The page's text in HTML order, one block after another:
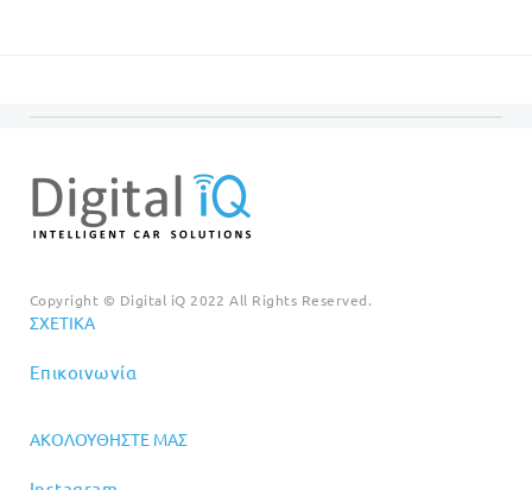
Copyright © Digital iQ 2022 All Rights Reserved.
ΣΧΕΤΙΚΆ
Επικοινωνία
ΑΚΟΛΟΥΘΉΣΤΕ ΜΑΣ